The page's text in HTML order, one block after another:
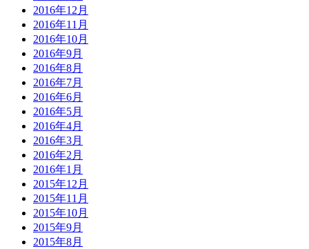
2016年12月
2016年11月
2016年10月
2016年9月
2016年8月
2016年7月
2016年6月
2016年5月
2016年4月
2016年3月
2016年2月
2016年1月
2015年12月
2015年11月
2015年10月
2015年9月
2015年8月